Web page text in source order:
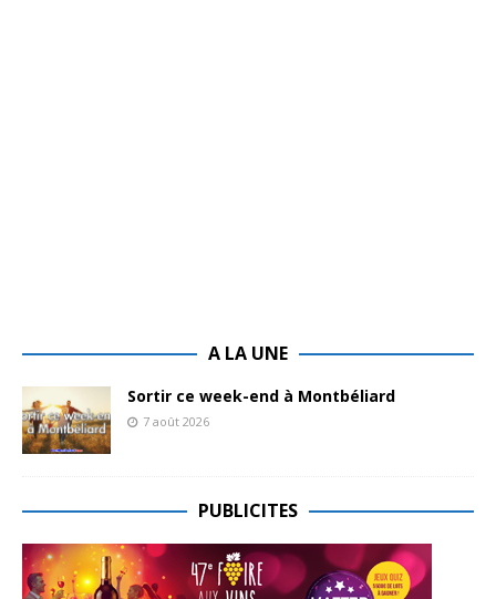
A LA UNE
Sortir ce week-end à Montbéliard
7 août 2026
PUBLICITES